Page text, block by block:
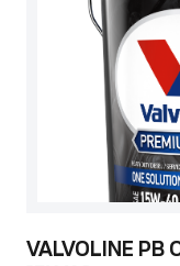
VALVOLINE PB